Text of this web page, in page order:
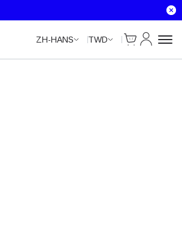
ZH-HANS TWD
Cart
我的账户